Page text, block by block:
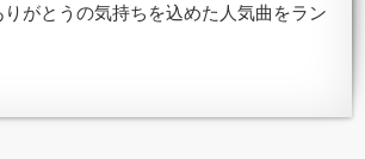
がとうの気持ちを込めた人気曲をラン